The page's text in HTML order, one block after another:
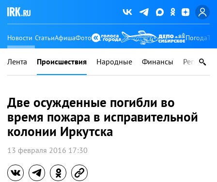
Новости СтатьиАфишаФото Погода
Лента Происшествия Народные Финансы Регионы
Две осужденные погибли во
время пожара в исправительной
колонии Иркутска
13 февраля 2016 17:30